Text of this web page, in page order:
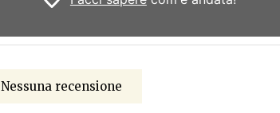
Nessuna recensione